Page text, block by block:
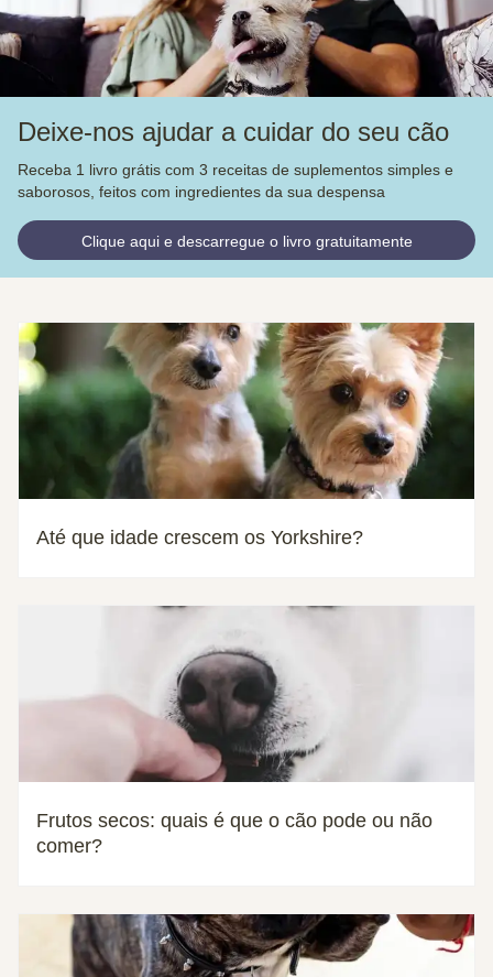
Deixe-nos ajudar a cuidar do seu cão
Receba 1 livro grátis com 3 receitas de suplementos simples e
saborosos, feitos com ingredientes da sua despensa
Clique aqui e descarregue o livro gratuitamente
Até que idade crescem os Yorkshire?
Frutos secos: quais é que o cão pode ou não
comer?